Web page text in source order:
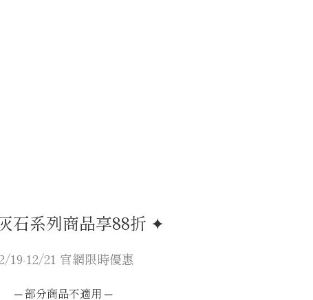
石系列商品享88折 ✦
19-12/21 官網限時優惠
─ 部分商品不適用 ─